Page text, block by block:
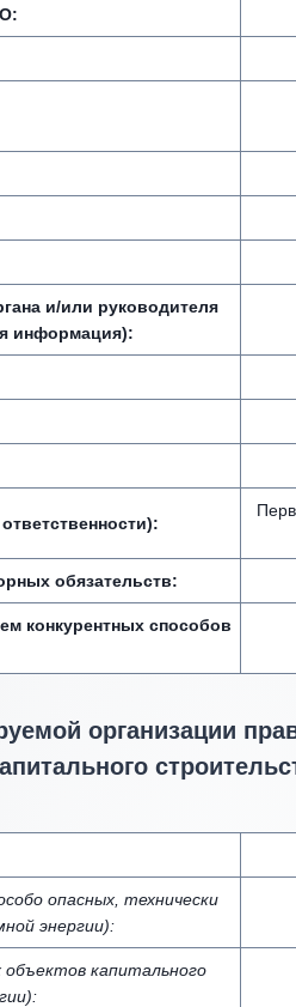
и/или руководителя
информация):
обязательств:
конкурентных способов
организации
опасных, технически
энергии):
капитального